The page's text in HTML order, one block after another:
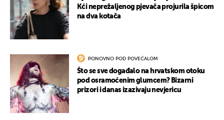
Kći neprežaljenog pjevača projurila špicom
na dva kotača
PONOVNO POD POVEĆALOM
Što se sve događalo na hrvatskom otoku
pod osramoćenim glumcem? Bizarni
prizori i danas izazivaju nevjericu